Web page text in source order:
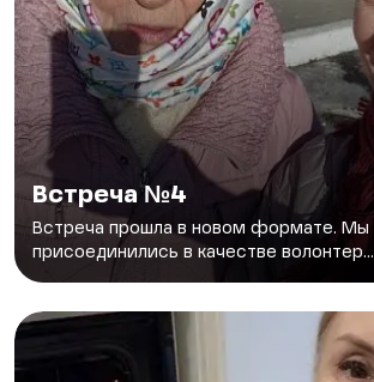
Встреча №4
Встреча прошла в новом формате. Мы
присоединились в качестве волонтер...